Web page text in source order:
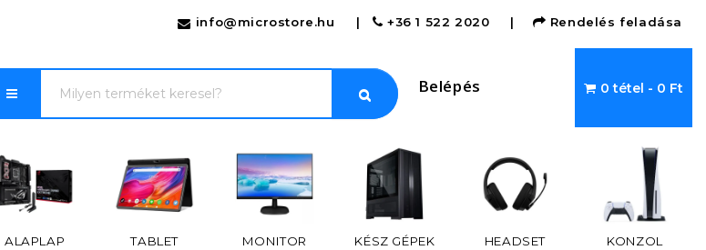
info@microstore.hu | +36 1 522 2020 | Rendelés feladása
Belépés 0 tétel - 0 Ft
ALAPLAP TABLET MONITOR KÉSZ GÉPEK HEADSET KONZOL